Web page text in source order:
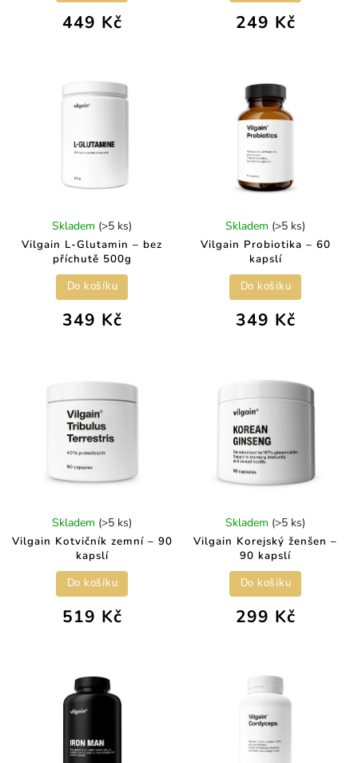
449 Kč 249 Kč
Vilgain L-Glutamin – bez
příchutě 500g
Skladem (>5 ks)
349 Kč
Do košíku
Vilgain Probiotika – 60
kapslí
Skladem (>5 ks)
349 Kč
Do košíku
Vilgain Kotvičník zemní – 90
kapslí
Skladem (>5 ks)
519 Kč
Do košíku
Vilgain Korejský ženšen –
90 kapslí
Skladem (>5 ks)
299 Kč
Do košíku